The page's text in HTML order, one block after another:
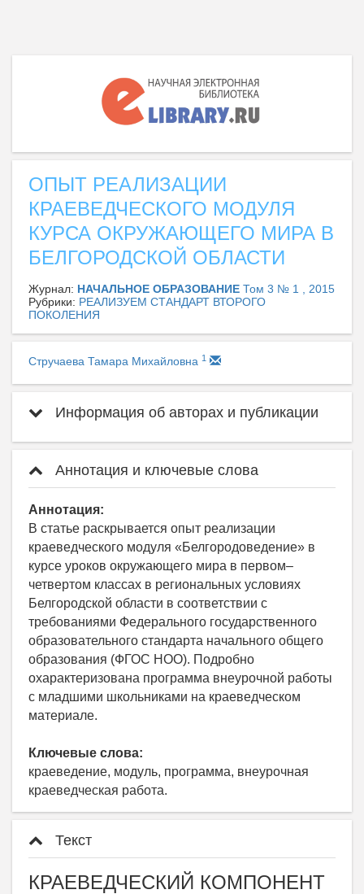
ОПЫТ РЕАЛИЗАЦИИ
КРАЕВЕДЧЕСКОГО МОДУЛЯ
КУРСА ОКРУЖАЮЩЕГО МИРА В
БЕЛГОРОДСКОЙ ОБЛАСТИ
Журнал: НАЧАЛЬНОЕ ОБРАЗОВАНИЕ Том 3 № 1 , 2015
Рубрики: РЕАЛИЗУЕМ СТАНДАРТ ВТОРОГО
ПОКОЛЕНИЯ
Стручаева Тамара Михайловна 1
Информация об авторах и публикации
Аннотация и ключевые слова
Аннотация:
В статье раскрывается опыт реализации
краеведческого модуля «Белгородоведение» в
курсе уроков окружающего мира в первом–
четвертом классах в региональных условиях
Белгородской области в соответствии с
требованиями Федерального государственного
образовательного стандарта начального общего
образования (ФГОС НОО). Подробно
охарактеризована программа внеурочной работы
с младшими школьниками на краеведческом
материале.
Ключевые слова:
краеведение, модуль, программа, внеурочная
краеведческая работа.
Текст
КРАЕВЕДЧЕСКИЙ КОМПОНЕНТ